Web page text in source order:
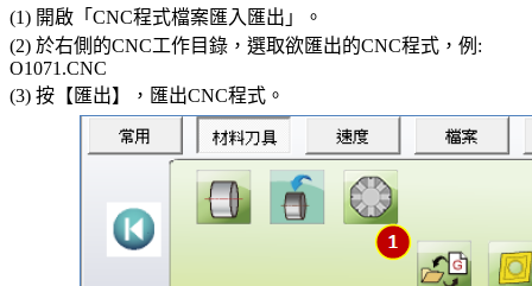
(1) 開啟「CNC程式檔案匯入匯出」。
(2) 於右側的CNC工作目錄，選取欲匯出的CNC程式，例:
O1071.CNC
(3) 按【匯出】，匯出CNC程式。